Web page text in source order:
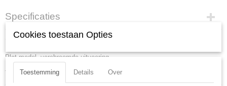
Specificaties
Productcode
EAN code
Omschrijving
Plat model, verchroomde uitvoering.
Totale lengte: 400 mm
Cookies toestaan Opties
Toestemming Details Over